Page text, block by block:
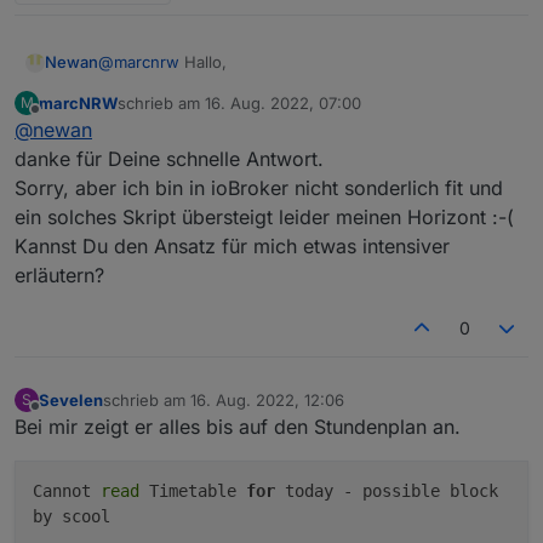
und es wurden folglich keine Daten
der Adapter die Objekte löscht und neu anlegt
Kann das jemand bestätigen? Hat jemand
einen Lösungsansatz für mich?
Newan@marcnrw Hallo,
ja die Objekte werden gelöscht, da nicht immer an allen
eine Auslesescript lösen der versucht alle Objekte am
Tag zu lesen.
Bezüglich den Feed müssten wir auf weiteres
Feedback warten, könnte aber ein Bug sein
M marcNRWschrieb am 16. Aug. 2022, 07:00
zuletzt editiert von
@newan
danke für Deine schnelle Antwort.
Sorry, aber ich bin in ioBroker nicht sonderlich fit und
ein solches Skript übersteigt leider meinen Horizont :-(
Kannst Du den Ansatz für mich etwas intensiver
erläutern?
0
S
Offline
Sevelenschrieb am 16. Aug. 2022, 12:06
zuletzt editiert von
Bei mir zeigt er alles bis auf den Stundenplan an.
Cannot read Timetable for today - possible block
by scool